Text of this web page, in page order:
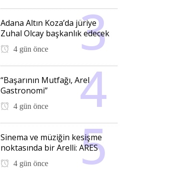
Adana Altın Koza’da jüriye
Zuhal Olcay başkanlık edecek
4 gün önce
“Başarının Mutfağı, Arel
Gastronomi”
4 gün önce
Sinema ve müziğin kesişme
noktasında bir Arelli: ARES
4 gün önce